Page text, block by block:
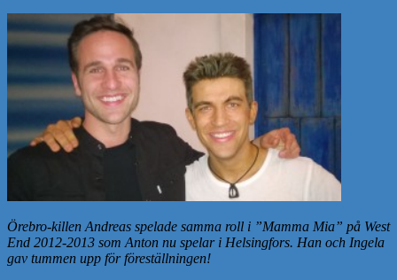
Örebro-killen Andreas spelade samma roll i ”Mamma Mia” på West
End 2012-2013 som Anton nu spelar i Helsingfors. Han och Ingela
gav tummen upp för föreställningen!